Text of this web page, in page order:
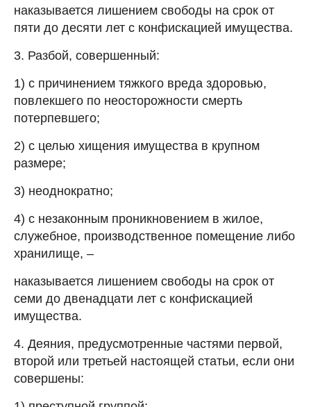
наказывается лишением свободы на срок от
пяти до десяти лет с конфискацией имущества.
3. Разбой, совершенный:
1) с причинением тяжкого вреда здоровью,
повлекшего по неосторожности смерть
потерпевшего;
2) с целью хищения имущества в крупном
размере;
3) неоднократно;
4) с незаконным проникновением в жилое,
служебное, производственное помещение либо
хранилище, –
наказывается лишением свободы на срок от
семи до двенадцати лет с конфискацией
имущества.
4. Деяния, предусмотренные частями первой,
второй или третьей настоящей статьи, если они
совершены: